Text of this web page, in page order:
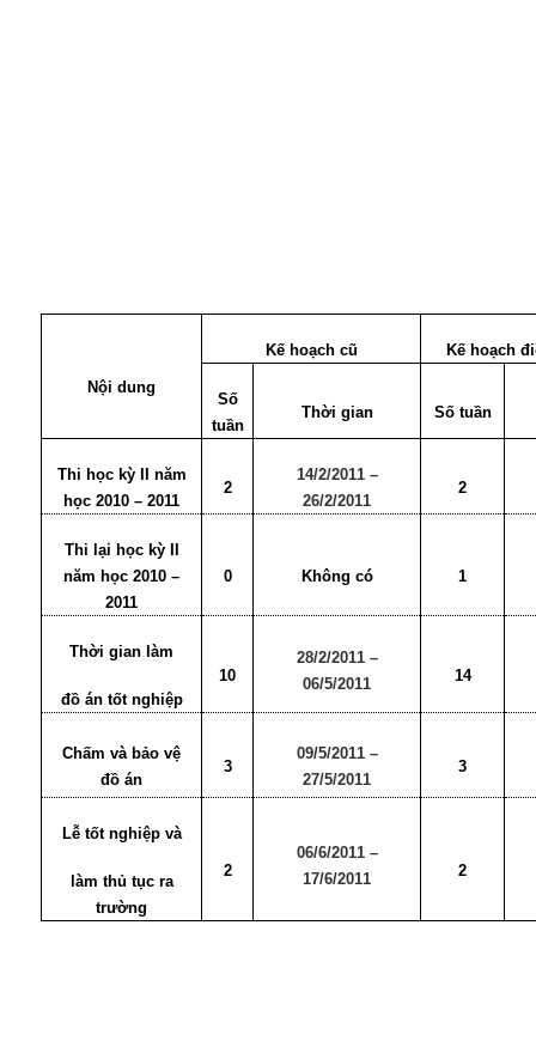
Nội dung
Kế hoạch cũ Kế hoạch
Số
tuần
Thời gian Số tuần
Thi học kỳ II năm
học 2010 – 2011
2
14/2/2011 –
26/2/2011
2
Thi lại học kỳ II
năm học 2010 –
2011
0 Không có 1
Thời gian làm
đồ án tốt nghiệp
10
28/2/2011 –
06/5/2011
14
Chấm và bảo vệ
đồ án
3
09/5/2011 –
27/5/2011
3
Lễ tốt nghiệp và
làm thủ tục ra
trường
2
06/6/2011 –
17/6/2011
2